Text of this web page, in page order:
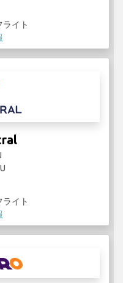
イト
イト